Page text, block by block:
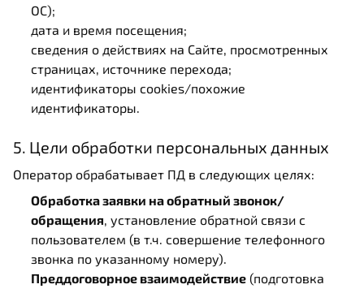
ОС);
дата и время посещения;
сведения о действиях на Сайте, просмотренных
страницах, источнике перехода;
идентификаторы cookies/похожие
идентификаторы.
5. Цели обработки персональных данных
Оператор обрабатывает ПД в следующих целях:
Обработка заявки на обратный звонок/
обращения, установление обратной связи с
пользователем (в т.ч. совершение телефонного
звонка по указанному номеру).
Преддоговорное взаимодействие (подготовка